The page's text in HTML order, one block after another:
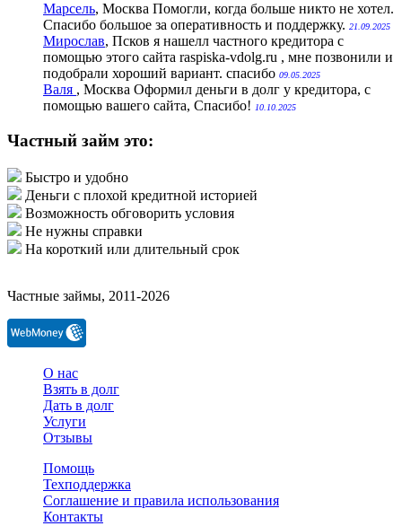
Марсель, Москва Помогли, когда больше никто не хотел.
Спасибо большое за оперативность и поддержку. 21.09.2025
Мирослав, Псков я нашелл частного кредитора с
помощью этого сайта raspiska-vdolg.ru , мне позвонили и
подобрали хороший вариант. спасибо 09.05.2025
Валя , Москва Оформил деньги в долг у кредитора, с
помощью вашего сайта, Спасибо! 10.10.2025
Частный займ это:
Быстро и удобно
Деньги с плохой кредитной историей
Возможность обговорить условия
Не нужны справки
На короткий или длительный срок
Частные займы, 2011-2026
О нас
Взять в долг
Дать в долг
Услуги
Отзывы
Помощь
Техподдержка
Соглашение и правила использования
Контакты